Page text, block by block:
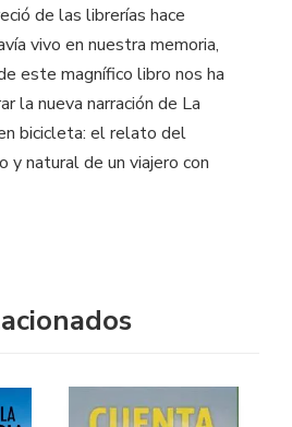
de las librerías hace
vivo en nuestra memoria,
este magnífico libro nos ha
la nueva narración de La
bicicleta: el relato del
y natural de un viajero con